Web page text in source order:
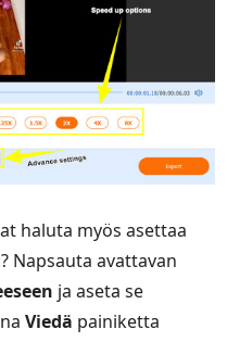
haluta myös asettaa
Napsauta avattavan
ja aseta se
Viedä painiketta